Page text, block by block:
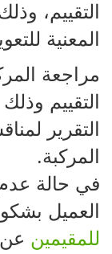
التقييم،
المعنية
مراجعة
التقييم
التقرير
المركبة.
في حالة
العميل
للمقيمين عن